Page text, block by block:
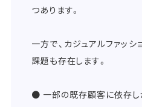
つあります。
一方で、カジュアルファッ
課題も存在します。
● 一部の既存顧客に依存